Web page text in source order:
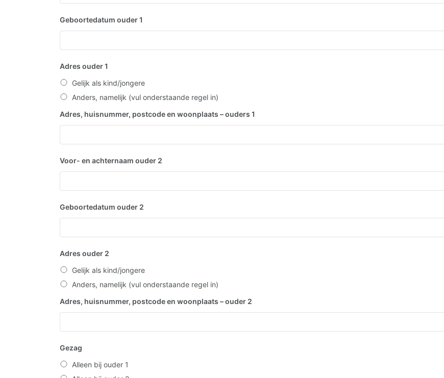
Geboortedatum ouder 1
Adres ouder 1
Gelijk als kind/jongere
Anders, namelijk (vul onderstaande regel in)
Adres, huisnummer, postcode en woonplaats – ouders 1
Voor- en achternaam ouder 2
Geboortedatum ouder 2
Adres ouder 2
Gelijk als kind/jongere
Anders, namelijk (vul onderstaande regel in)
Adres, huisnummer, postcode en woonplaats – ouder 2
Gezag
Alleen bij ouder 1